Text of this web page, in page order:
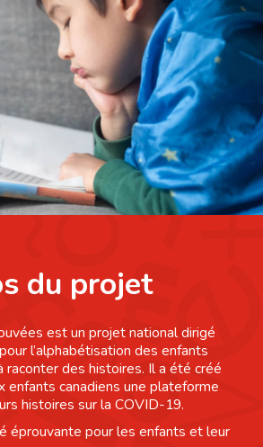
du projet
est un projet national dirigé
l’alphabétisation des enfants
raconter des histoires. Il a été créé
enfants canadiens une plateforme
histoires sur la COVID-19.
éprouvante pour les enfants et leur